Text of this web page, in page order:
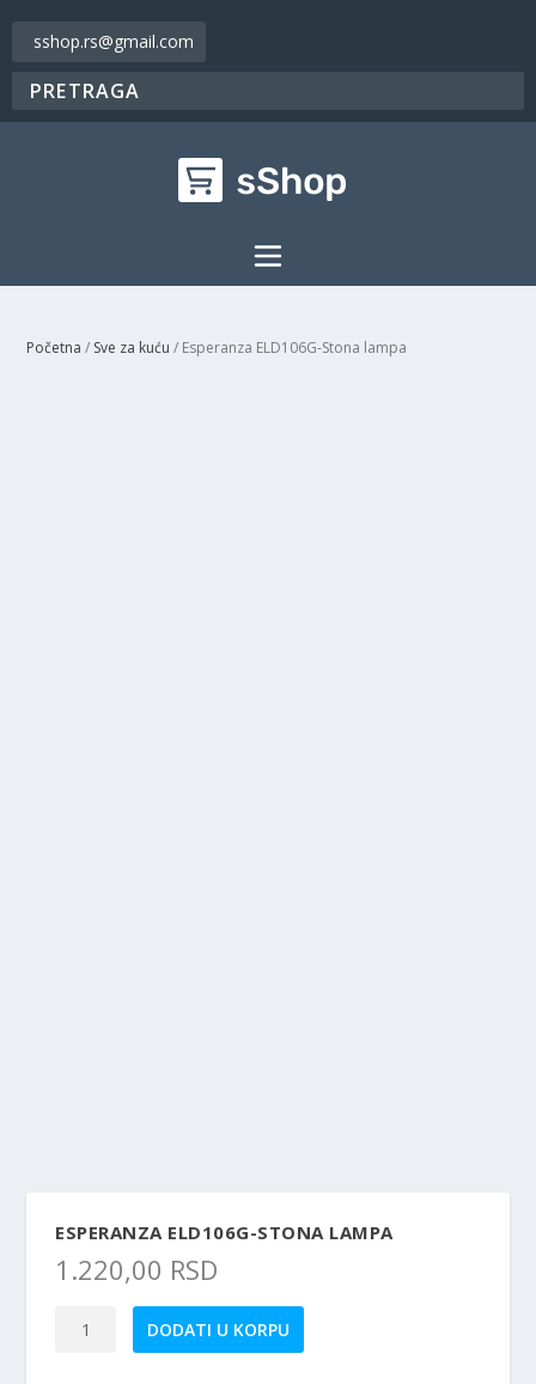
sshop.rs@gmail.com
Početna / Sve za kuću / Esperanza ELD106G-Stona lampa
ESPERANZA ELD106G-STONA LAMPA
1.220,00 RSD
Esperanza
ELD106G-
DODATI U KORPU